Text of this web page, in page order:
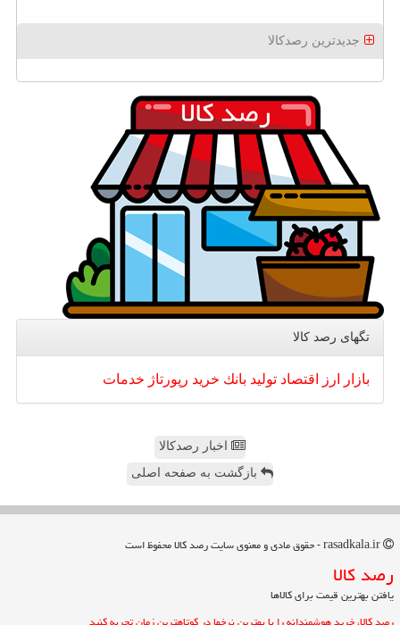
جدیدترین رصدکالا
تگهای رصد كالا
بازار ارز اقتصاد تولید بانك خرید رپورتاژ خدمات
اخبار رصدکالا
بازگشت به صفحه اصلی
رصد كالا
یافتن بهترین قیمت برای کالاها